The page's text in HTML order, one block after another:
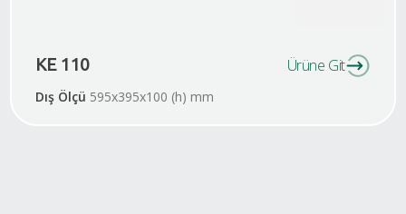
KE 110
Dış Ölçü 595x395x100 (h) mm
Ürüne Git